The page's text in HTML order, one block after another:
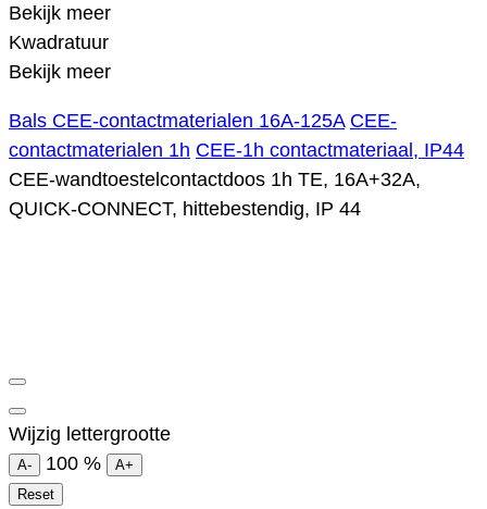
Bekijk meer
Kwadratuur
Bekijk meer
Bals CEE-contactmaterialen 16A-125A CEE-
contactmaterialen 1h CEE-1h contactmateriaal, IP44
CEE-wandtoestelcontactdoos 1h TE, 16A+32A,
QUICK-CONNECT, hittebestendig, IP 44
Wijzig lettergrootte
A- 100 %
A+
Reset